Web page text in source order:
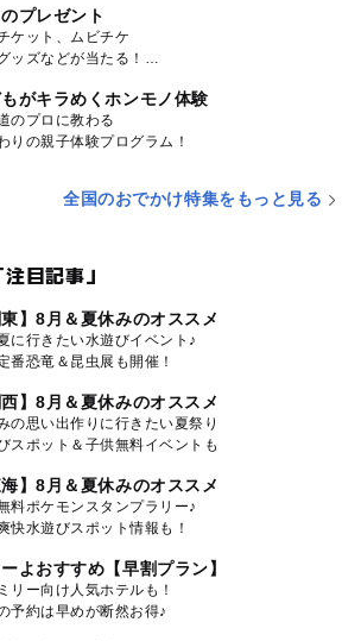
プレゼント
ケット、ムビチケ
ッズなどが当たる！
がキラめくホンモノ体験
のプロに教わる
りの親子体験プログラム！
全国のおでかけ特集をもっと見る
目記事」
東】8月＆夏休みのオススメ
に行きたい水遊びイベント♪
番恐竜＆昆虫展も開催！
西】8月＆夏休みのオススメ
の思い出作りに行きたい夏祭り
スポット＆子供無料イベントも
海】8月＆夏休みのオススメ
料ポケモンスタンプラリー♪
快水遊びスポット情報も！
よおすすめ【早割プラン】
リー向け人気ホテルも！
予約は早めが断然お得♪